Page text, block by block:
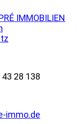
IMMOBILIEN
28 138
immo.de